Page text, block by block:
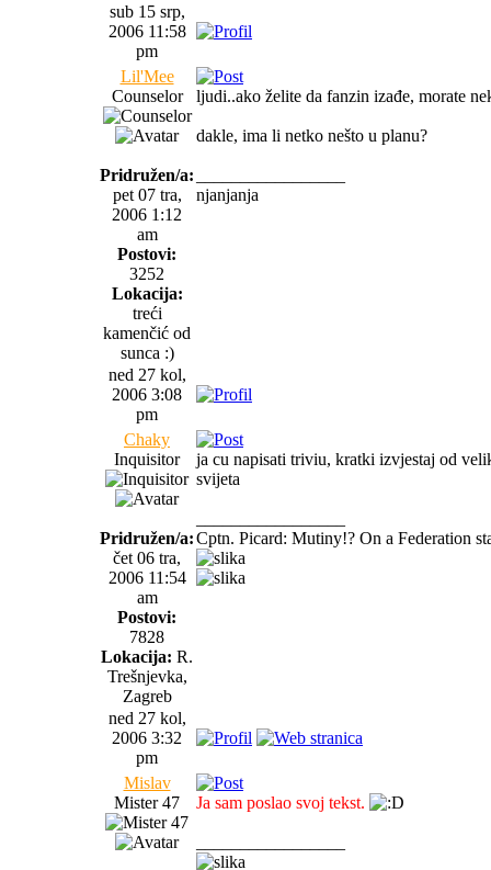
sub 15 srp,
2006 11:58
pm
Lil'Mee
Counselor
Pridružen/a:
pet 07 tra,
2006 1:12
am
Postovi:
3252
Lokacija:
treći
kamenčić od
sunca :)
ljudi..ako želite da fanzin izađe, morate
dakle, ima li netko nešto u planu?
njanjanja
ned 27 kol,
2006 3:08
pm
Chaky
Inquisitor
Pridružen/a:
čet 06 tra,
2006 11:54
am
Postovi:
7828
Lokacija: R.
Trešnjevka,
Zagreb
ja cu napisati triviu, kratki izvjestaj od
svijeta
Cptn. Picard: Mutiny!? On a Federation
ned 27 kol,
2006 3:32
pm
Mislav
Mister 47
Ja sam poslao svoj tekst.